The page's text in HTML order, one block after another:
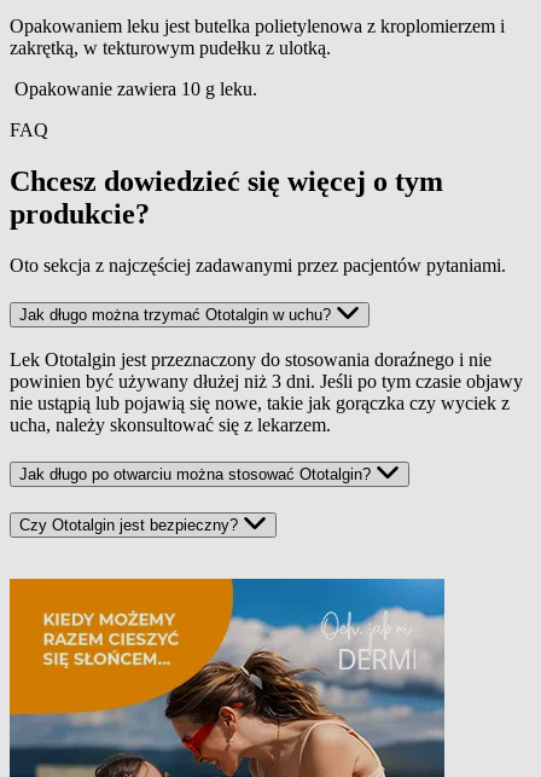
Wielkość opakowania
Opakowaniem leku jest butelka polietylenowa z kroplomierzem i
zakrętką, w tekturowym pudełku z ulotką.
Opakowanie zawiera 10 g leku.
FAQ
Chcesz dowiedzieć się więcej o tym
produkcie?
Oto sekcja z najczęściej zadawanymi przez pacjentów pytaniami.
Jak długo można trzymać Ototalgin w uchu?
Lek Ototalgin jest przeznaczony do stosowania doraźnego i nie
powinien być używany dłużej niż 3 dni. Jeśli po tym czasie objawy
nie ustąpią lub pojawią się nowe, takie jak gorączka czy wyciek z
ucha, należy skonsultować się z lekarzem.
Jak długo po otwarciu można stosować Ototalgin?
Czy Ototalgin jest bezpieczny?